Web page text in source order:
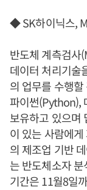
◆ SK하이닉스,
반도체 계측검사
데이터 처리기술
의 업무를 수행
파이썬(Python),
보유하고 있으며
이 있는 사람에
의 제조업 기반
는 반도체소자
기간은 11월8일